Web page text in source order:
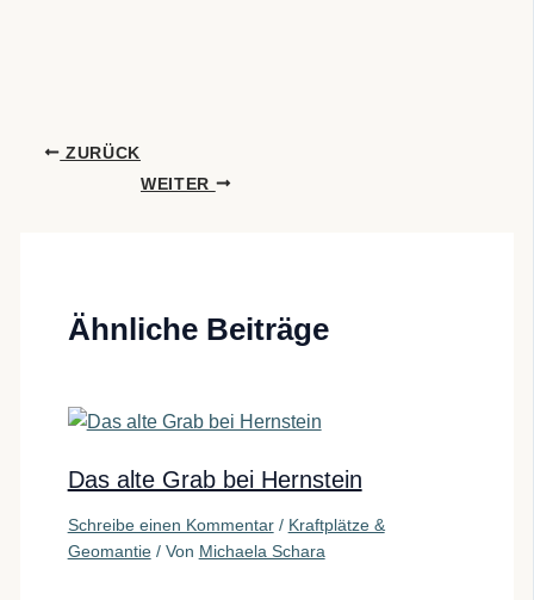
ZURÜCK
WEITER
Ähnliche Beiträge
Das alte Grab bei Hernstein
Schreibe einen Kommentar / Kraftplätze &
Geomantie/ Von Michaela Schara